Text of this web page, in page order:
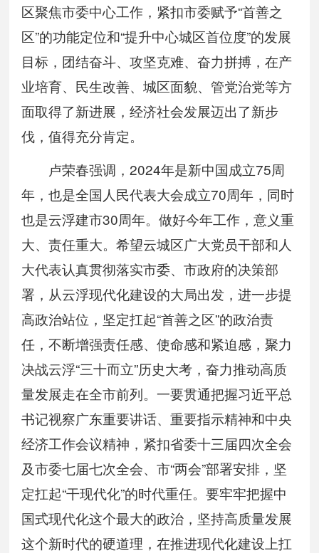
区聚焦市委中心工作，紧扣市委赋予“首善之
区”的功能定位和“提升中心城区首位度”的发展
目标，团结奋斗、攻坚克难、奋力拼搏，在产
业培育、民生改善、城区面貌、管党治党等方
面取得了新进展，经济社会发展迈出了新步
伐，值得充分肯定。
卢荣春强调，2024年是新中国成立75周
年，也是全国人民代表大会成立70周年，同时
也是云浮建市30周年。做好今年工作，意义重
大、责任重大。希望云城区广大党员干部和人
大代表认真贯彻落实市委、市政府的决策部
署，从云浮现代化建设的大局出发，进一步提
高政治站位，坚定扛起“首善之区”的政治责
任，不断增强责任感、使命感和紧迫感，聚力
决战云浮“三十而立”历史大考，奋力推动高质
量发展走在全市前列。一要贯通把握习近平总
书记视察广东重要讲话、重要指示精神和中央
经济工作会议精神，紧扣省委十三届四次全会
及市委七届七次全会、市“两会”部署安排，坚
定扛起“干现代化”的时代重任。要牢牢把握中
国式现代化这个最大的政治，坚持高质量发展
这个新时代的硬道理，在推进现代化建设上扛